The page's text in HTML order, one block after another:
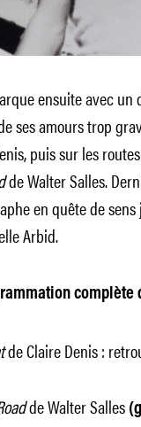
ensuite avec un
ses amours trop
puis sur les
de Walter Salles.
en quête de
Arbid.
complète
de Claire Denis :
de Walter Salles